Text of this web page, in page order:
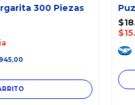
300 Piezas